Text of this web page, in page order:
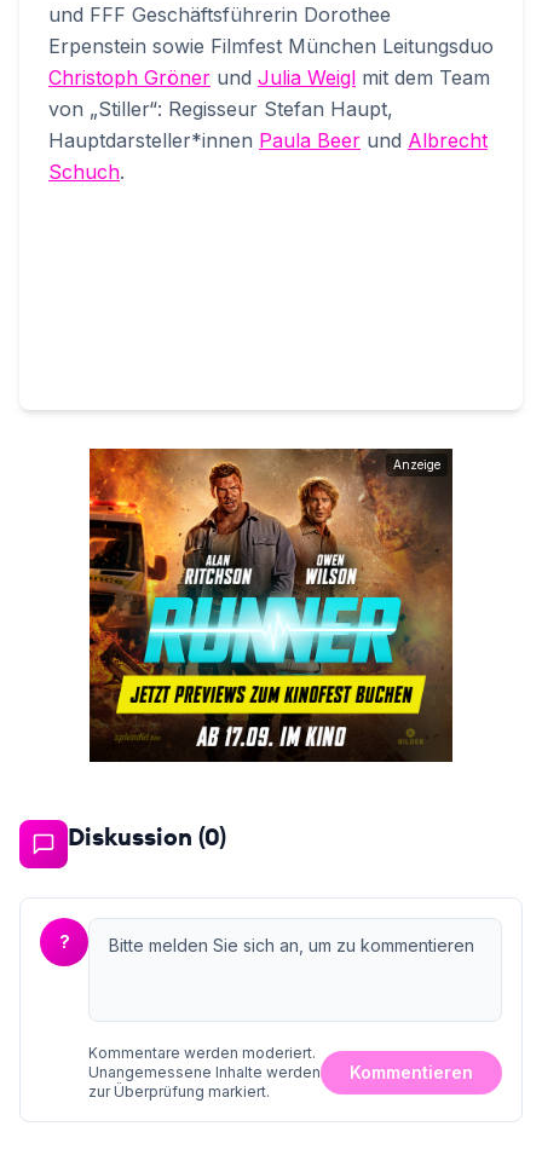
und FFF Geschäftsführerin Dorothee
Erpenstein sowie Filmfest München Leitungsduo
Christoph Gröner und Julia Weigl mit dem Team
von „Stiller“: Regisseur Stefan Haupt,
Hauptdarsteller*innen Paula Beer und Albrecht
Schuch.
Anzeige
Diskussion (0)
?
Kommentare werden moderiert.
Unangemessene Inhalte werden
zur Überprüfung markiert.
Kommentieren